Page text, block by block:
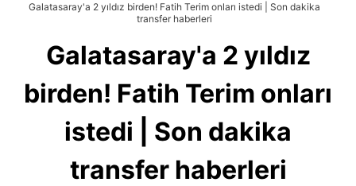
Galatasaray'a 2 yıldız birden! Fatih Terim onları istedi | Son dakika
transfer haberleri
Galatasaray'a 2 yıldız
birden! Fatih Terim onları
istedi | Son dakika
transfer haberleri